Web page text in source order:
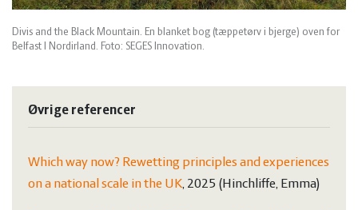
Divis and the Black Mountain. En blanket bog (tæppetørv i bjerge) oven for
Belfast I Nordirland. Foto: SEGES Innovation.
Øvrige referencer
Which way now? Rewetting principles and experiences
on a national scale in the UK, 2025 (Hinchliffe, Emma)